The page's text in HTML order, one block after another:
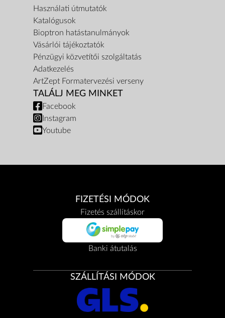
Használati útmutatók
Katalógusok
Bioptron hatástanulmányok
Vásárlói tájékoztatók
Pénzügyi közvetítői szolgáltatás
Adatkezelés
ArtZept Formatervezési verseny
TALÁLJ MEG MINKET
Facebook
Instagram
Youtube
FIZETÉSI MÓDOK
Fizetés szállításkor
Banki átutalás
SZÁLLÍTÁSI MÓDOK